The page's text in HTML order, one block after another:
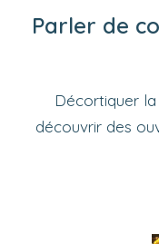
Parler de
Décortiquer
découvrir des